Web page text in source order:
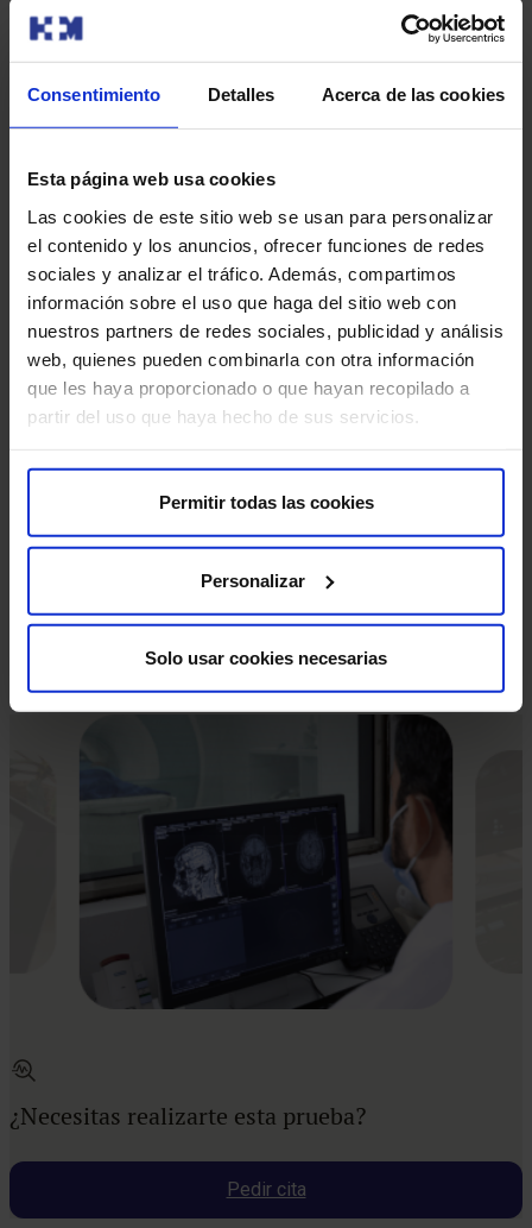
Consentimiento Detalles Acerca de las cookies
Esta página web usa cookies
Las cookies de este sitio web se usan para personalizar
el contenido y los anuncios, ofrecer funciones de redes
sociales y analizar el tráfico. Además, compartimos
información sobre el uso que haga del sitio web con
nuestros partners de redes sociales, publicidad y análisis
web, quienes pueden combinarla con otra información
que les haya proporcionado o que hayan recopilado a
partir del uso que haya hecho de sus servicios.
Permitir todas las cookies
Personalizar
Solo usar cookies necesarias
La biopsia líquida es un procedimiento seguro y
mínimamente invasivo. Sin embargo, puede haber
algunas consideraciones mínimas:
hematoma en el sitio de la extracción de sangre.
Limitaciones técnicas:
en algunos casos, la cantidad
de biomarcadores presentes en la muestra puede ser
insuficiente para un análisis completo.
Para que tu prueba se desarrolle sin contratiempos, te
pedimos que llegues con antelación a la hora indicada.
Así podremos realizar la preparación administrativa y
clínica necesaria.
Informado, un documento con información importante
que deberás leer y firmar.
Estas pruebas diagnósticas son muy seguras, pero
como en cualquier procedimiento médico, existe una
mínima posibilidad de incidencia.
¿Necesitas realizarte esta prueba?
Pedir cita